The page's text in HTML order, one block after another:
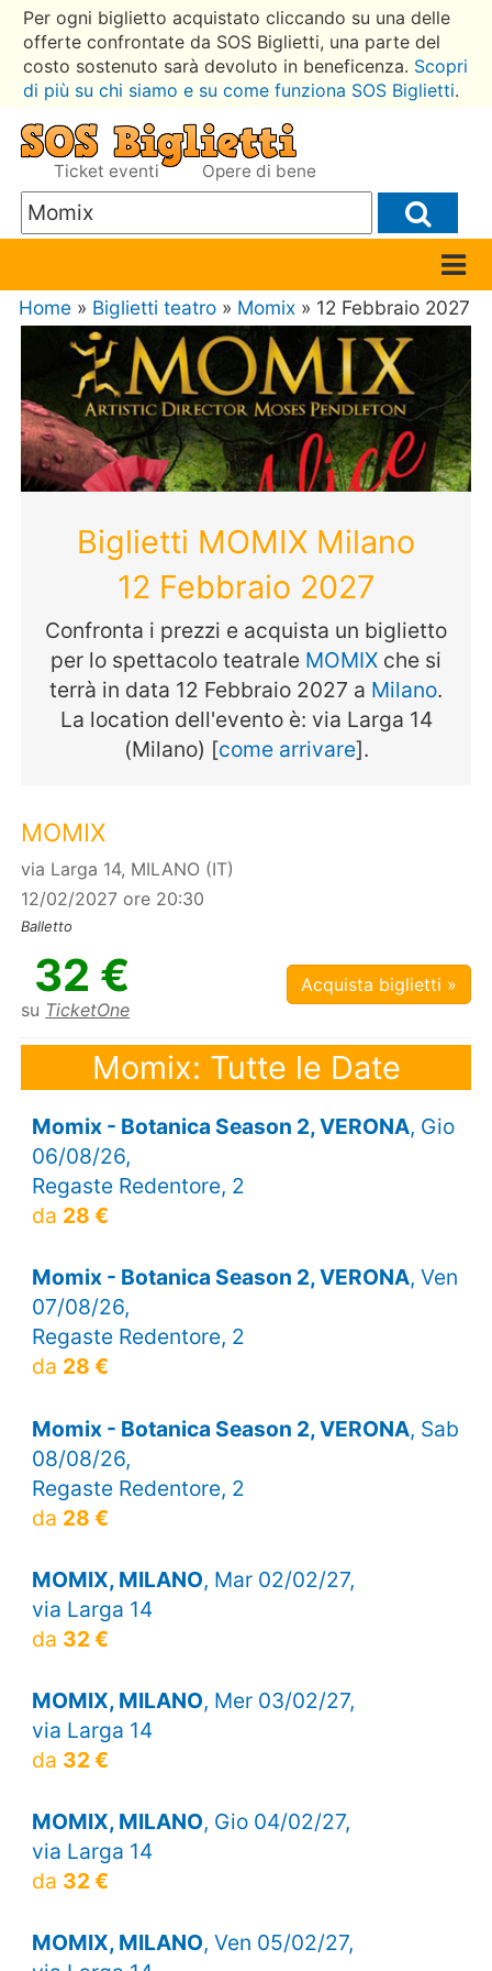
Per ogni biglietto acquistato cliccando su una delle
offerte confrontate da SOS Biglietti, una parte del
costo sostenuto sarà devoluto in beneficenza. Scopri
di più su chi siamo e su come funziona SOS Biglietti.
Ticket eventi Opere di bene
Home » Biglietti teatro » Momix » 12 Febbraio 2027
Biglietti MOMIX Milano
12 Febbraio 2027
Confronta i prezzi e acquista un biglietto
per lo spettacolo teatrale MOMIX che si
terrà in data 12 Febbraio 2027 a Milano.
La location dell'evento è: via Larga 14
(Milano) [come arrivare].
MOMIX
via Larga 14, MILANO (IT)
12/02/2027 ore 20:30
Balletto
32 €
su TicketOne
Acquista biglietti »
Momix: Tutte le Date
Momix - Botanica Season 2, VERONA, Gio
06/08/26,
Regaste Redentore, 2
da 28 €
Momix - Botanica Season 2, VERONA, Ven
07/08/26,
Regaste Redentore, 2
da 28 €
Momix - Botanica Season 2, VERONA, Sab
08/08/26,
Regaste Redentore, 2
da 28 €
MOMIX, MILANO, Mar 02/02/27,
via Larga 14
da 32 €
MOMIX, MILANO, Mer 03/02/27,
via Larga 14
da 32 €
MOMIX, MILANO, Gio 04/02/27,
via Larga 14
da 32 €
MOMIX, MILANO, Ven 05/02/27,